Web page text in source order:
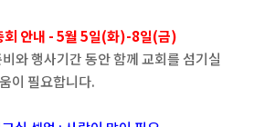
회 안내 - 5월 5일(화)-8일(금)
와 행사기간 동안 함께 교회를 섬기실
이 필요합니다.